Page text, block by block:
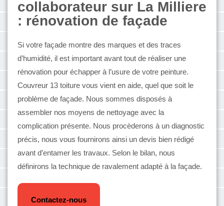
collaborateur sur La Milliere
: rénovation de façade
Si votre façade montre des marques et des traces
d’humidité, il est important avant tout de réaliser une
rénovation pour échapper à l’usure de votre peinture.
Couvreur 13 toiture vous vient en aide, quel que soit le
problème de façade. Nous sommes disposés à
assembler nos moyens de nettoyage avec la
complication présente. Nous procèderons à un diagnostic
précis, nous vous fournirons ainsi un devis bien rédigé
avant d’entamer les travaux. Selon le bilan, nous
définirons la technique de ravalement adapté à la façade.
Contactez-nous